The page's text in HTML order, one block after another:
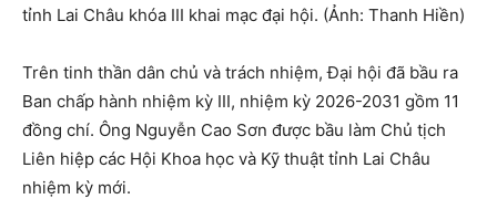
tỉnh Lai Châu khóa III khai mạc đại hội. (Ảnh: Thanh Hiền)
Trên tinh thần dân chủ và trách nhiệm, Đại hội đã bầu ra
Ban chấp hành nhiệm kỳ III, nhiệm kỳ 2026-2031 gồm 11
đồng chí. Ông Nguyễn Cao Sơn được bầu làm Chủ tịch
Liên hiệp các Hội Khoa học và Kỹ thuật tỉnh Lai Châu
nhiệm kỳ mới.